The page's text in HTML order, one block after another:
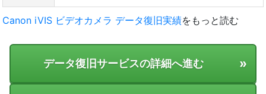
Canon iVIS ビデオカメラ データ復旧実績をもっと読む
データ復旧サービスの詳細へ進む »